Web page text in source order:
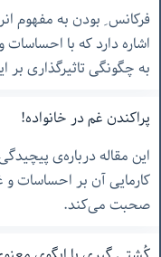
فرکانس ِ بودن به مفهوم
اشاره دارد که با
به چگونگی تاثیرگذاری
پراکندن غم در خانواده!
این مقاله درباره‌ی
کارمایی آن بر احساسات
صحبت می‌کند.